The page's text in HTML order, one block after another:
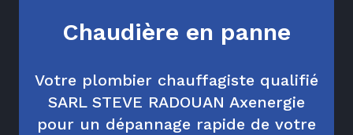
Chaudière en panne
Votre plombier chauffagiste qualifié
SARL STEVE RADOUAN Axenergie
pour un dépannage rapide de votre